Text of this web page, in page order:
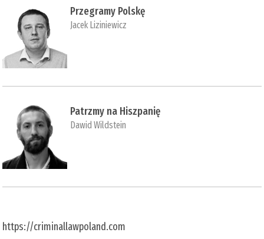
Przegramy Polskę
Jacek Liziniewicz
Patrzmy na Hiszpanię
Dawid Wildstein
https://criminallawpoland.com